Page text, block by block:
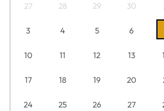
27 28 29 30
3 4 5 6
10 11 12 13
17 18 19 20
24 25 26 27